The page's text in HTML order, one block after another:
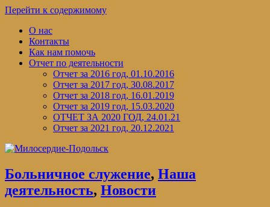
Перейти к содержимому
О нас
Контакты
Как нам помочь
Отчет по деятельности
Отчет за 2016 год, 01.10.2016
Отчет за 2017 год, 30.08.2017
Отчет за 2018 год, 16.01.2019
Отчет за 2019 год, 15.03.2020
ОТЧЕТ ЗА 2020 ГОД, 24.01.21
Отчет за 2021 год, 20.12.2021
Больничное служение, Наша
деятельность, Новости